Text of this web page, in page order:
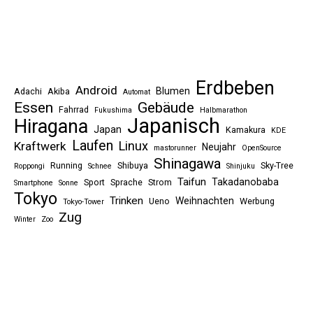
Adachi Akiba Android Automat Blumen Erdbeben
Essen Fahrrad Fukushima Gebäude Halbmarathon
Hiragana Japan Japanisch Kamakura KDE
Kraftwerk Laufen Linux mastorunner Neujahr
OpenSource
Roppongi
Running Schnee Shibuya Shinagawa Shinjuku Sky-Tree
Smartphone Sonne Sport Sprache Strom Taifun Takadanobaba
Tokyo Tokyo-Tower Trinken Ueno Weihnachten Werbung
Winter Zoo Zug